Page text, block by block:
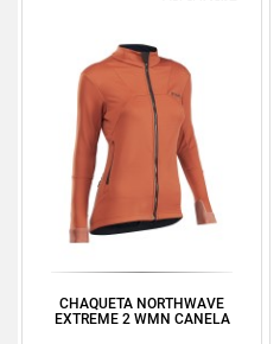
CHAQUETA NORTHWAVE
EXTREME 2 WMN CANELA